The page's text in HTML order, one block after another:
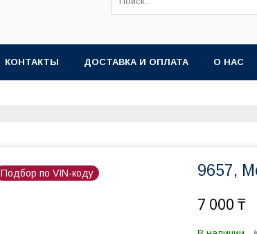
КОНТАКТЫ ДОСТАВКА И ОПЛАТА О НАС
Подбор по VIN-коду 9657,
7 000 ₸